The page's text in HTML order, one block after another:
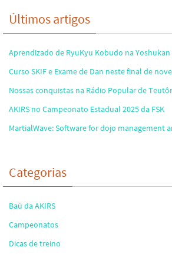
Últimos artigos
Aprendizado de RyuKyu Kobudo na
Curso SKIF e Exame de Dan neste final de
Nossas conquistas na Rádio Popular de
AKIRS no Campeonato Estadual 2025 da FSK
MartialWave: Software for dojo management
Categorias
Baú da AKIRS
Campeonatos
Dicas de treino